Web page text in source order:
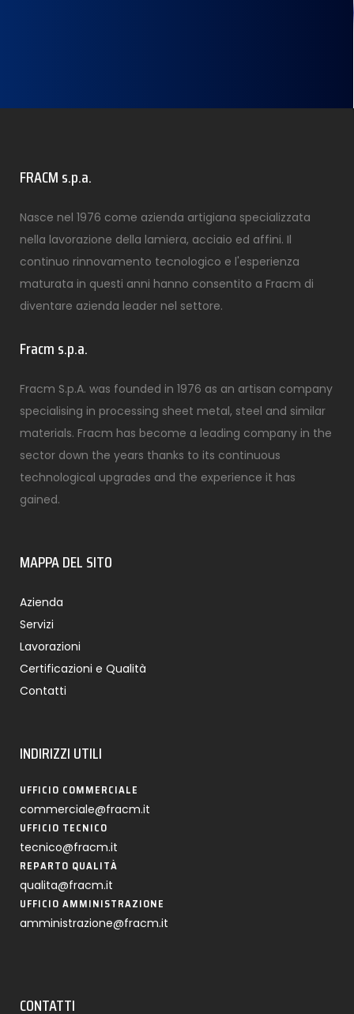
FRACM s.p.a.
Nasce nel 1976 come azienda artigiana specializzata
nella lavorazione della lamiera, acciaio ed affini. Il
continuo rinnovamento tecnologico e l'esperienza
maturata in questi anni hanno consentito a Fracm di
diventare azienda leader nel settore.
Fracm s.p.a.
Fracm S.p.A. was founded in 1976 as an artisan company
specialising in processing sheet metal, steel and similar
materials. Fracm has become a leading company in the
sector down the years thanks to its continuous
technological upgrades and the experience it has
gained.
MAPPA DEL SITO
Azienda
Servizi
Lavorazioni
Certificazioni e Qualità
Contatti
INDIRIZZI UTILI
UFFICIO COMMERCIALE
commerciale@fracm.it
UFFICIO TECNICO
tecnico@fracm.it
REPARTO QUALITÀ
qualita@fracm.it
UFFICIO AMMINISTRAZIONE
amministrazione@fracm.it
CONTATTI